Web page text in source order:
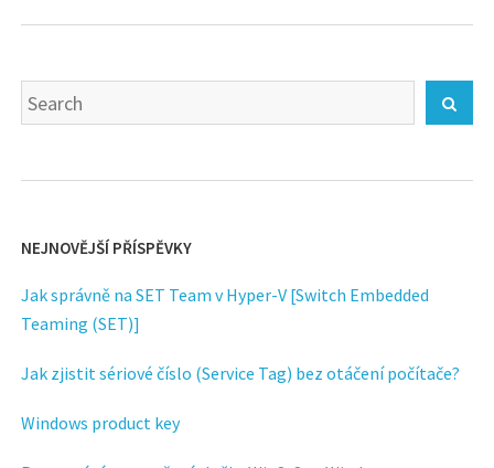
Search
for:
NEJNOVĚJŠÍ PŘÍSPĚVKY
Jak správně na SET Team v Hyper-V [Switch Embedded
Teaming (SET)]
Jak zjistit sériové číslo (Service Tag) bez otáčení počítače?
Windows product key